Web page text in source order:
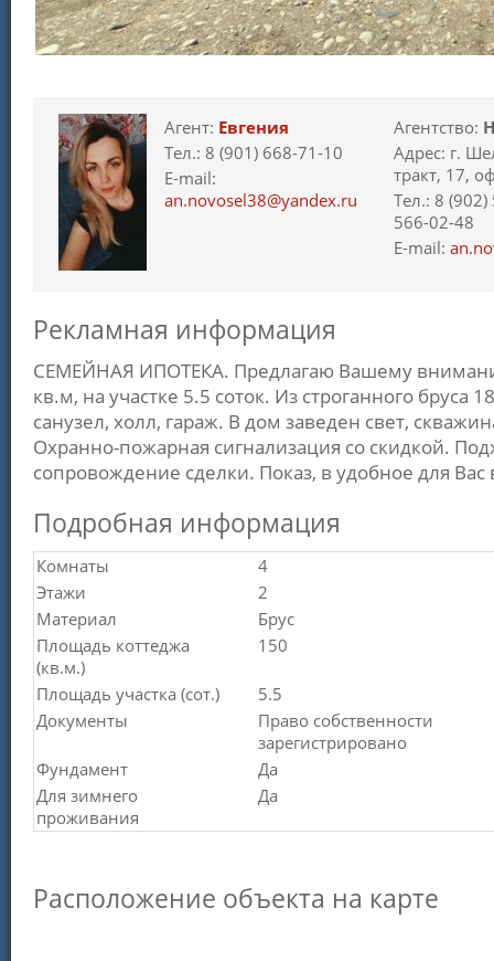
Агент: Евгения
Тел.: 8 (901) 668-71-10
E-mail:
an.novosel38@yandex.ru
Агентство:
Адрес: г.
тракт, 17,
Тел.: 8
566-02-48
E-mail:
Рекламная информация
СЕМЕЙНАЯ ИПОТЕКА. Предлагаю Вашему
кв.м, на участке 5.5 соток. Из строганного
санузел, холл, гараж. В дом заведен свет,
Охранно-пожарная сигнализация со скидкой.
сопровождение сделки. Показ, в удобное для Вас
Подробная информация
Комнаты
4
Этажи
2
Материал
Брус
Площадь коттеджа
(кв.м.)
150
Площадь участка (сот.)
5.5
Документы
Право собственности
зарегистрировано
Фундамент
Да
Для зимнего
проживания
Да
Расположение объекта на карте